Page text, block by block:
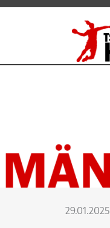
29.01.2025